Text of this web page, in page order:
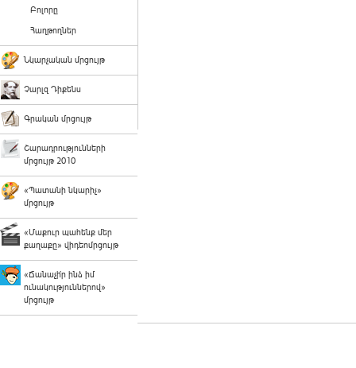
Բոլորը
Հաղթողներ
Նկարչական մրցույթ
Չարլզ Դիքենս
Գրական մրցույթ
Շարադրությունների
մրցույթ 2010
«Պատանի նկարիչ»
մրցույթ
«Մաքուր պահենք մեր
քաղաքը» վիդեոմրցույթ
«Ճանաչի՛ր ինձ իմ
ունակություններով»
մրցույթ